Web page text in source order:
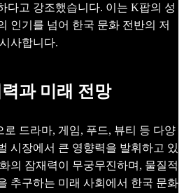
다고 강조했습니다. 이는 K팝의 성
인기를 넘어 한국 문화 전반의 저
사합니다.
과 미래 전망
드라마, 게임, 푸드, 뷰티 등 다양
시장에서 큰 영향력을 발휘하고 있
의 잠재력이 무궁무진하며, 물질적
추구하는 미래 사회에서 한국 문화